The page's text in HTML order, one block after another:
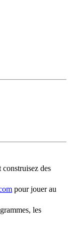
construisez des
pour jouer au
les